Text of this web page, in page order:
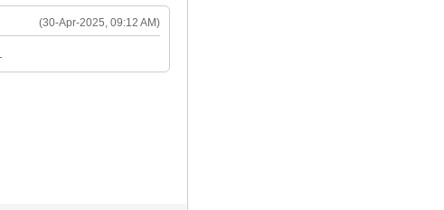
(30-Apr-2025, 09:12 AM)